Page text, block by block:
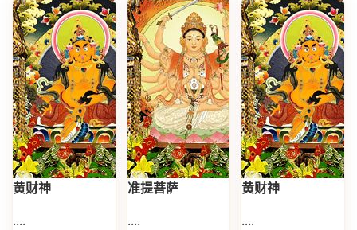
黄财神
....
准提菩萨
....
黄财神
....